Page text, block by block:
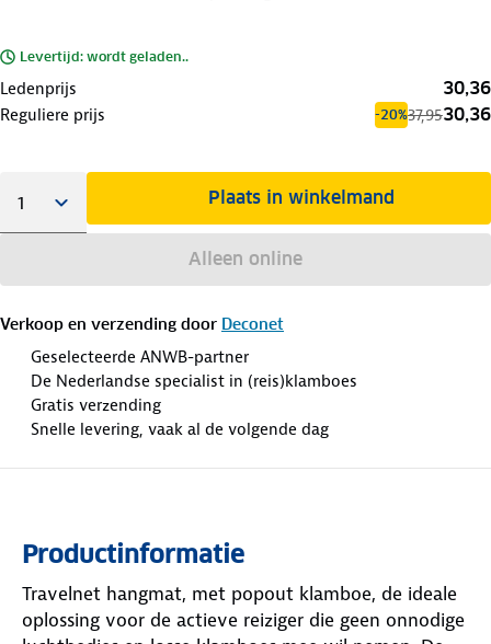
Levertijd: wordt geladen..
Ledenprijs 30,36
Reguliere prijs -20%37,9530,36
Plaats in winkelmand
Alleen online
Verkoop en verzending door Deconet
Geselecteerde ANWB-partner
De Nederlandse specialist in (reis)klamboes
Gratis verzending
Snelle levering, vaak al de volgende dag
Productinformatie
Travelnet hangmat, met popout klamboe, de ideale
oplossing voor de actieve reiziger die geen onnodige